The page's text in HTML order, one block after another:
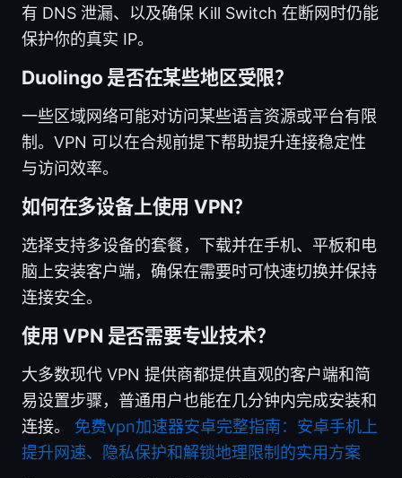
有 DNS 泄漏、以及确保 Kill Switch 在断网时仍能
保护你的真实 IP。
Duolingo 是否在某些地区受限？
一些区域网络可能对访问某些语言资源或平台有限
制。VPN 可以在合规前提下帮助提升连接稳定性
与访问效率。
如何在多设备上使用 VPN？
选择支持多设备的套餐，下载并在手机、平板和电
脑上安装客户端，确保在需要时可快速切换并保持
连接安全。
使用 VPN 是否需要专业技术？
大多数现代 VPN 提供商都提供直观的客户端和简
易设置步骤，普通用户也能在几分钟内完成安装和
连接。 免费vpn加速器安卓完整指南：安卓手机上
提升网速、隐私保护和解锁地理限制的实用方案